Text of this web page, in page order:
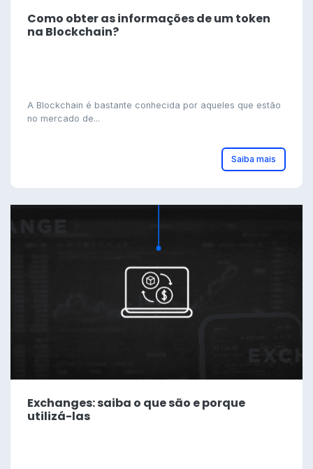
Como obter as informações de um token
na Blockchain?
A Blockchain é bastante conhecida por aqueles que estão
no mercado de...
Saiba mais
Exchanges: saiba o que são e porque
utilizá-las